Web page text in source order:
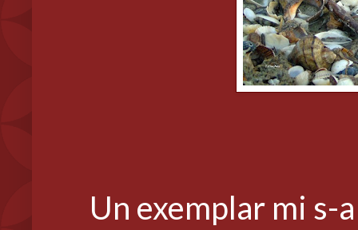
Un exemplar mi s-